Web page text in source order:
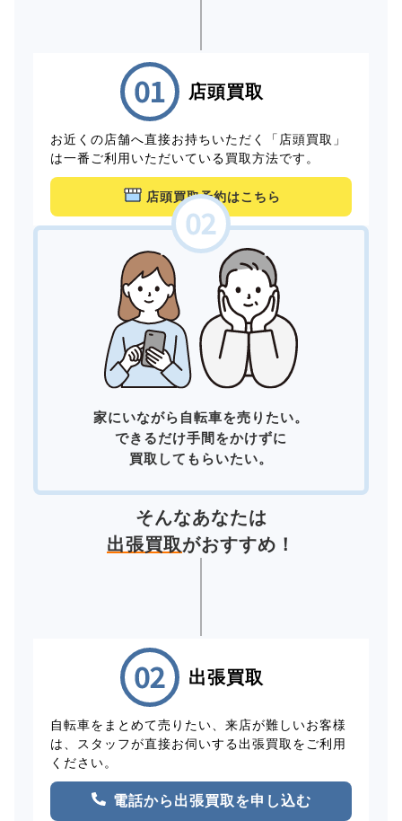
店頭買取
お近くの店舗へ直接お持ちいただく「店頭買取」
は一番ご利用いただいている買取方法です。
店頭買取予約はこちら
家にいながら自転車を売りたい。
できるだけ手間をかけずに
買取してもらいたい。
そんなあなたは
出張買取がおすすめ！
出張買取
自転車をまとめて売りたい、来店が難しいお客様
は、スタッフが直接お伺いする出張買取をご利用
ください。
電話から出張買取を申し込む